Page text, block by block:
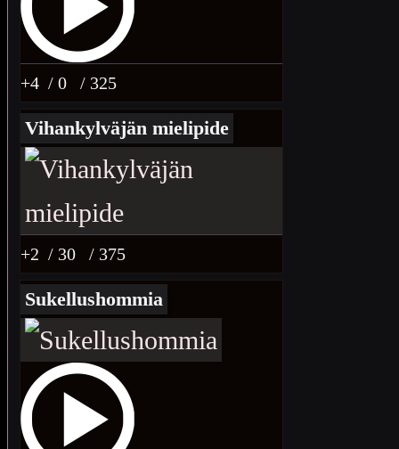
+4 / 0 / 325
Vihankylväjän mielipide
+2 / 30 / 375
Sukellushommia